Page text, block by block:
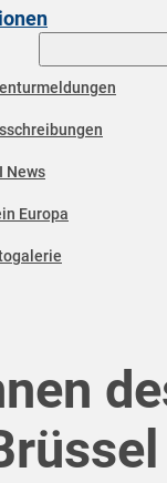
News
Europa